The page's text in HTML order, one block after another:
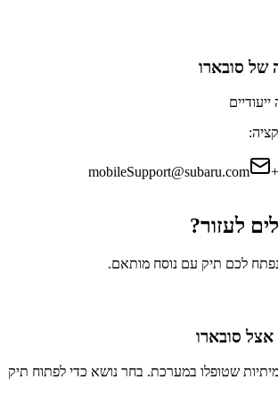
של סובארו
mobileSupport@subaru.com
לעזור?
לכם תיק עם נוסח מותאם.
אצל סובארו
שטופלו במערכת. בחר נושא כדי לפתוח תיק